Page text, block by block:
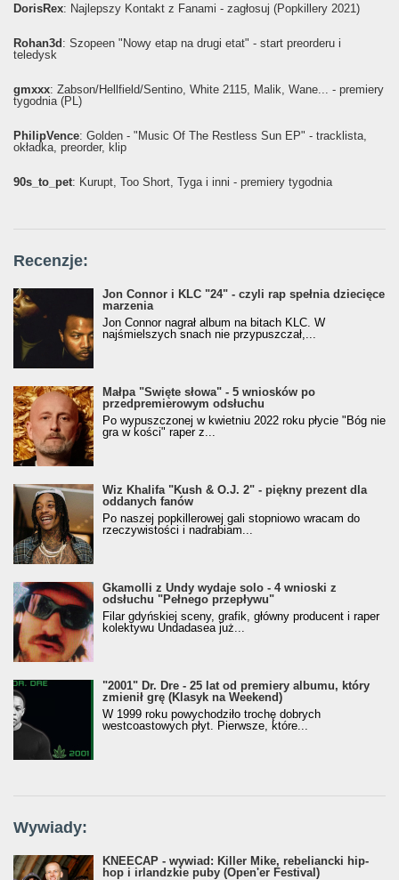
DorisRex: Najlepszy Kontakt z Fanami - zagłosuj (Popkillery 2021)
Rohan3d: Szopeen "Nowy etap na drugi etat" - start preorderu i
teledysk
gmxxx: Żabson/Hellfield/Sentino, White 2115, Malik, Wane... - premiery
tygodnia (PL)
PhilipVence: Golden - "Music Of The Restless Sun EP" - tracklista,
okładka, preorder, klip
90s_to_pet: Kurupt, Too Short, Tyga i inni - premiery tygodnia
Recenzje:
Jon Connor i KLC "24" - czyli rap spełnia dziecięce
marzenia
Jon Connor nagrał album na bitach KLC. W
najśmielszych snach nie przypuszczał,...
Małpa "Święte słowa" - 5 wniosków po
przedpremierowym odsłuchu
Po wypuszczonej w kwietniu 2022 roku płycie "Bóg nie
gra w kości" raper z...
Wiz Khalifa "Kush & O.J. 2" - piękny prezent dla
oddanych fanów
Po naszej popkillerowej gali stopniowo wracam do
rzeczywistości i nadrabiam...
Gkamolli z Undy wydaje solo - 4 wnioski z
odsłuchu "Pełnego przepływu"
Filar gdyńskiej sceny, grafik, główny producent i raper
kolektywu Undadasea już...
"2001" Dr. Dre - 25 lat od premiery albumu, który
zmienił grę (Klasyk na Weekend)
W 1999 roku powychodziło trochę dobrych
westcoastowych płyt. Pierwsze, które...
Wywiady:
KNEECAP - wywiad: Killer Mike, rebeliancki hip-
hop i irlandzkie puby (Open'er Festival)